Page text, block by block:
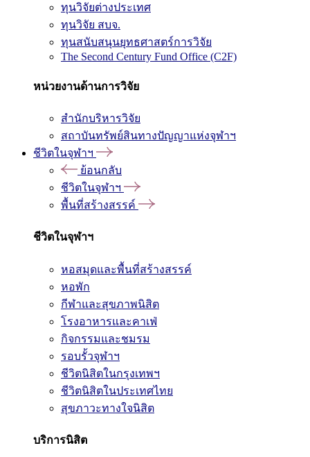
ทุนวิจัยต่างประเทศ
ทุนวิจัย สบจ.
ทุนสนับสนุนยุทธศาสตร์การวิจัย
The Second Century Fund Office (C2F)
หน่วยงานด้านการวิจัย
สำนักบริหารวิจัย
สถาบันทรัพย์สินทางปัญญาแห่งจุฬาฯ
ชีวิตในจุฬาฯ
ย้อนกลับ
ชีวิตในจุฬาฯ
พื้นที่สร้างสรรค์
ชีวิตในจุฬาฯ
หอสมุดและพื้นที่สร้างสรรค์
หอพัก
กีฬาและสุขภาพนิสิต
โรงอาหารและคาเฟ่
กิจกรรมและชมรม
รอบรั้วจุฬาฯ
ชีวิตนิสิตในกรุงเทพฯ
ชีวิตนิสิตในประเทศไทย
สุขภาวะทางใจนิสิต
บริการนิสิต